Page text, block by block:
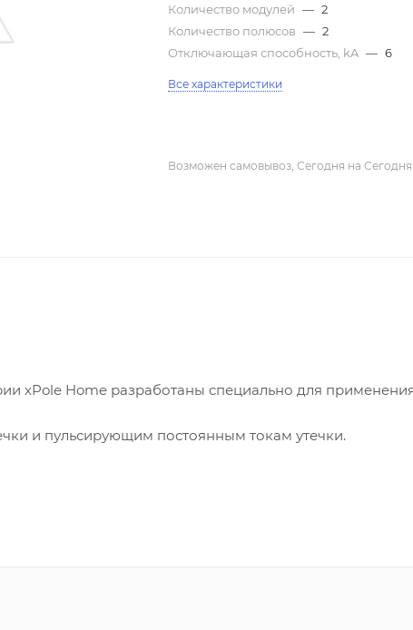
Количество модулей — 2
Количество полюсов — 2
Отключающая способность, kA — 6
Все характеристики
Возможен самовывоз, Сегодня на Сегодня.
xPole Home разработаны специально для
и пульсирующим постоянным токам утечки.